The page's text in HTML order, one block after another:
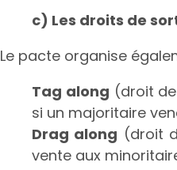
c) Les droits de
Le pacte organise
Tag along (droit
si un majoritaire
Drag along (droit
vente aux